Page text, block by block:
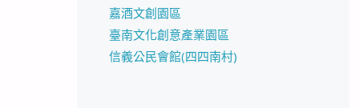
嘉酒文創園區
臺南文化創意產業園區
信義公民會館(四四南村)